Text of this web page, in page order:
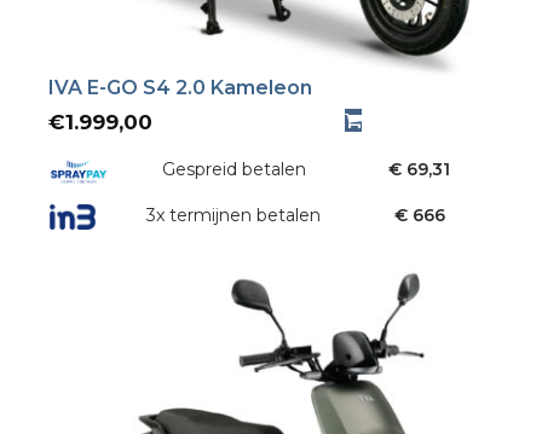
IVA E-GO S4 2.0 Kameleon
€1.999,00
Gespreid betalen € 69,31
3x termijnen betalen € 666